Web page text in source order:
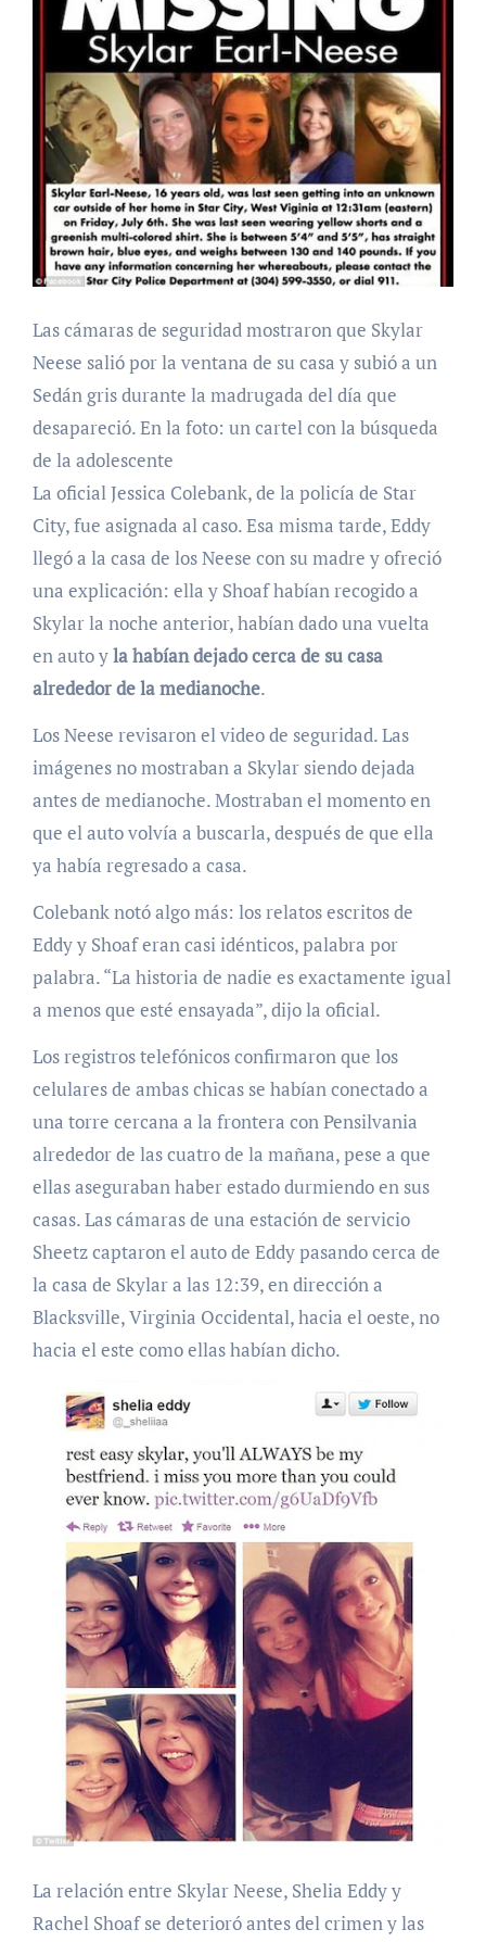
Las cámaras de seguridad mostraron que Skylar
Neese salió por la ventana de su casa y subió a un
Sedán gris durante la madrugada del día que
desapareció. En la foto: un cartel con la búsqueda
de la adolescente
La oficial Jessica Colebank, de la policía de Star
City, fue asignada al caso. Esa misma tarde, Eddy
llegó a la casa de los Neese con su madre y ofreció
una explicación: ella y Shoaf habían recogido a
Skylar la noche anterior, habían dado una vuelta
en auto yla habían dejado cerca de su casa
alrededor de la medianoche.
Los Neese revisaron el video de seguridad. Las
imágenes no mostraban a Skylar siendo dejada
antes de medianoche. Mostraban el momento en
que el auto volvía a buscarla, después de que ella
ya había regresado a casa.
Colebank notó algo más: los relatos escritos de
Eddy y Shoaf eran casi idénticos, palabra por
palabra. “La historia de nadie es exactamente igual
a menos que esté ensayada”, dijo la oficial.
Los registros telefónicos confirmaron que los
celulares de ambas chicas se habían conectado a
una torre cercana a la frontera con Pensilvania
alrededor de las cuatro de la mañana, pese a que
ellas aseguraban haber estado durmiendo en sus
casas. Las cámaras de una estación de servicio
Sheetz captaron el auto de Eddy pasando cerca de
la casa de Skylar a las 12:39, en dirección a
Blacksville, Virginia Occidental, hacia el oeste, no
hacia el este como ellas habían dicho.
La relación entre Skylar Neese, Shelia Eddy y
Rachel Shoaf se deterioró antes del crimen y las